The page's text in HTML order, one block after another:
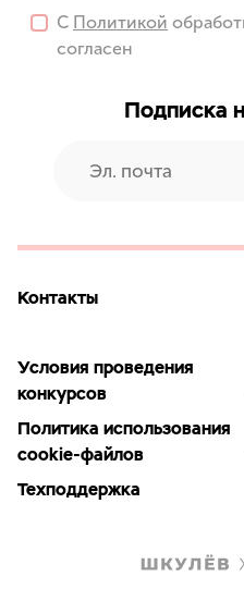
С Политикой
согласен
Подписка
Контакты
Условия проведения
конкурсов
Политика использования
cookie-файлов
Техподдержка